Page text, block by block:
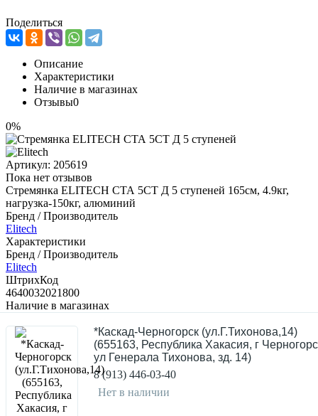
Поделиться
Описание
Характеристики
Наличие в магазинах
Отзывы0
0%
Артикул: 205619
Пока нет отзывов
Стремянка ELITECH СТА 5СТ Д 5 ступеней 165см, 4.9кг,
нагрузка-150кг, алюминий
Бренд / Производитель
Elitech
Характеристики
Бренд / Производитель
Elitech
ШтрихКод
4640032021800
Наличие в магазинах
*Каскад-Черногорск (ул.Г.Тихонова,14)
(655163, Республика Хакасия, г
ул Генерала Тихонова, зд. 14)
8 (913) 446-03-40
Нет в наличии